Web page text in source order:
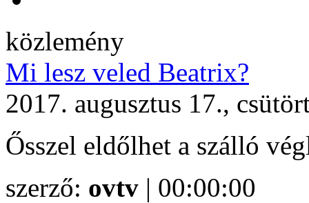
közlemény
Mi lesz veled Beatrix?
2017. augusztus 17.,
Ősszel eldőlhet a szálló
szerző: ovtv | 00:00:00